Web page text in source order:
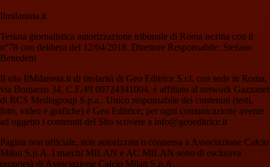
Ilmilanista.it
Testata giornalistica autorizzazione tribunale di Roma iscritta con il
n°78 con delibera del 12/04/2018. Direttore Responsabile: Stefano
Benedetti
Il sito IlMilanista.it di titolarità di Geo Editrice S.r.l. con sede in Roma,
via Bomarzo 34, C.F./PI 09724341004, è affiliato al network Gazzanet
di RCS Mediagroup S.p.a.. Unico responsabile dei contenuti (testi,
foto, video e grafiche) è Geo Editrice; per ogni comunicazione avente
ad oggetto i contenuti del Sito scrivere a info@geoeditrice.it
Pagina non ufficiale, non autorizzata o connessa a Associazione Calcio
Milan S.p.A. I marchi MILAN e AC MILAN sono di esclusiva
proprietà di Associazione Calcio Milan S.p.A..